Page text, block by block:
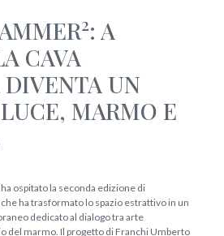
2: A
CAVA
DIVENTA UN
MARMO E
ospitato la seconda edizione di
ha trasformato lo spazio estrattivo in un
dedicato al dialogo tra arte
del marmo. Il progetto di Franchi Umberto